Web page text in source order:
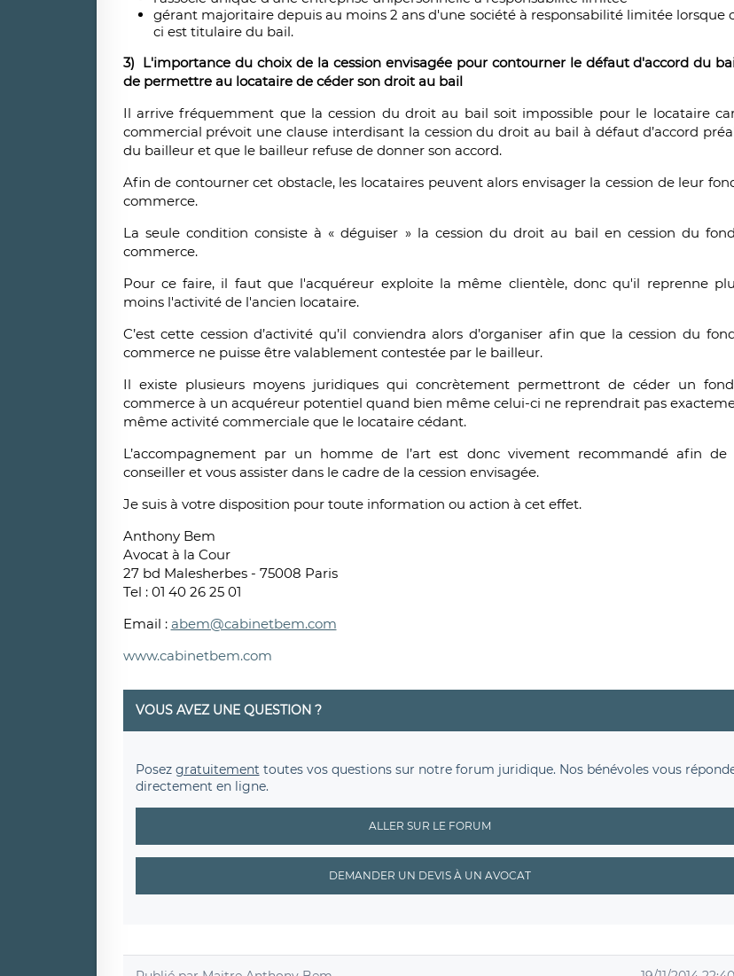
gérant majoritaire depuis au moins 2 ans d'une société à responsabilité limitée lorsque
ci est titulaire du bail.
3) L'importance du choix de la cession envisagée pour contourner le défaut d'accord du
de permettre au locataire de céder son droit au bail
Il arrive fréquemment que la cession du droit au bail soit impossible pour le locataire
commercial prévoit une clause interdisant la cession du droit au bail à défaut d’accord
du bailleur et que le bailleur refuse de donner son accord.
Afin de contourner cet obstacle, les locataires peuvent alors envisager la cession de leur
commerce.
La seule condition consiste à « déguiser » la cession du droit au bail en cession du
commerce.
Pour ce faire, il faut que l'acquéreur exploite la même clientèle, donc qu'il reprenne
moins l'activité de l'ancien locataire.
C’est cette cession d’activité qu’il conviendra alors d’organiser afin que la cession du
commerce ne puisse être valablement contestée par le bailleur.
Il existe plusieurs moyens juridiques qui concrètement permettront de céder un
commerce à un acquéreur potentiel quand bien même celui-ci ne reprendrait pas
même activité commerciale que le locataire cédant.
L’accompagnement par un homme de l’art est donc vivement recommandé afin de
conseiller et vous assister dans le cadre de la cession envisagée.
Je suis à votre disposition pour toute information ou action à cet effet.
Anthony Bem
Avocat à la Cour
27 bd Malesherbes - 75008 Paris
Tel : 01 40 26 25 01
Email : abem@cabinetbem.com
www.cabinetbem.com
VOUS AVEZ UNE QUESTION ?
Posez gratuitement toutes vos questions sur notre forum juridique. Nos bénévoles vous
directement en ligne.
ALLER SUR LE FORUM
DEMANDER UN DEVIS À UN AVOCAT